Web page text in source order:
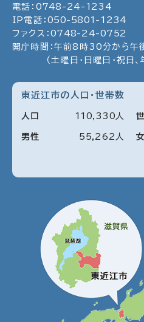
電話： 0748 - 24 - 1234
IP電話： 050- 5801 - 1234
ファクス： 0748- 24-0752
開庁時間：午前8時30分から午
（土曜日・日曜日・祝日
東近江市の人口・世帯数
人口 110 330 人
男性 55 262 人